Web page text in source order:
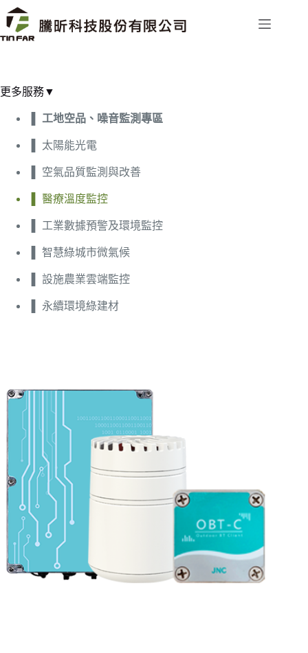
更多服務▼
工地空品、噪音監測專區
太陽能光電
空氣品質監測與改善
醫療溫度監控
工業數據預警及環境監控
智慧綠城市微氣候
設施農業雲端監控
永續環境綠建材